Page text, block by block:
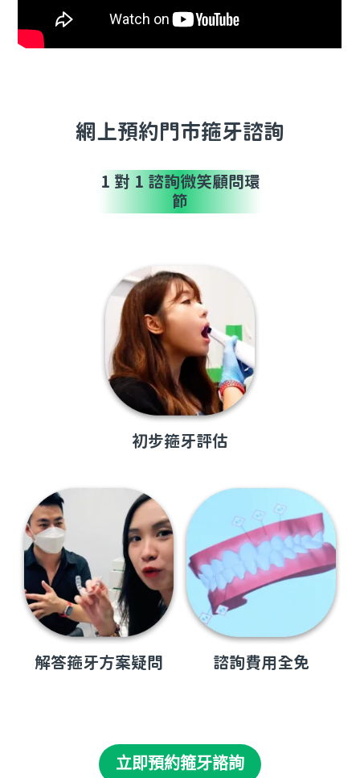
網上預約門市箍牙諮詢
1 對 1 諮詢微笑顧問環
節
初步箍牙評估
解答箍牙方案疑問 諮詢費用全免
立即預約箍牙諮詢